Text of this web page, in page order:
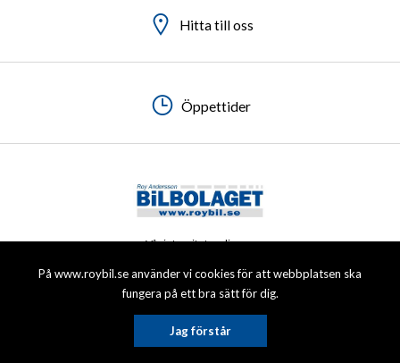
På www.roybil.se använder vi cookies för att webbplatsen ska
fungera på ett bra sätt för dig.
Jag förstår
Hitta till oss
Öppettider
Hitta till oss
Öppettider
Hitta till oss
Öppettider
Hitta till oss
Öppettider
© 2026 Roy Andersson Bilbolaget AB. All rights reserved.
Vår integritetspolicy